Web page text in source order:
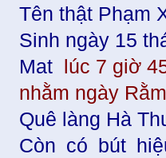
Tên thật Phạm
Sinh ngày 15
Mat
lúc 7 giờ
nhằm ngày
Quê làng Hà
Còn có bút